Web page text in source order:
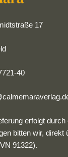
17
40
erfolgt durch
bitten wir, direkt
91322).